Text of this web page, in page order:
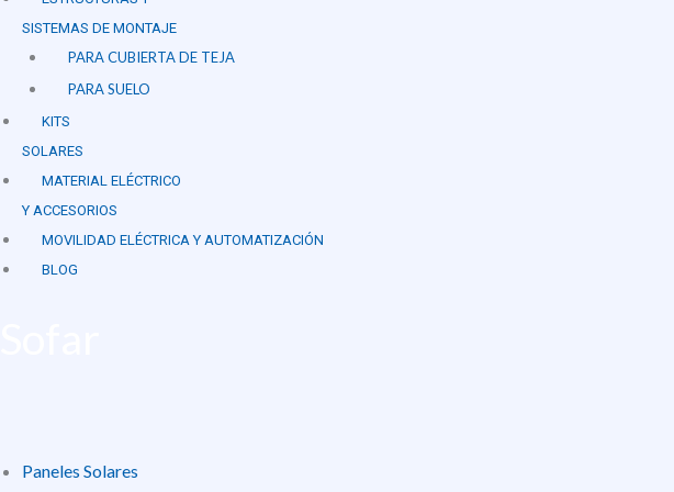
SISTEMAS DE MONTAJE
PARA CUBIERTA DE TEJA
PARA SUELO
KITS
SOLARES
MATERIAL ELÉCTRICO
Y ACCESORIOS
MOVILIDAD ELÉCTRICA Y AUTOMATIZACIÓN
BLOG
Paneles Solares